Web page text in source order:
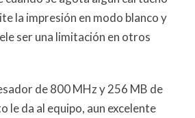
la impresión en modo blanco y
ser una limitación en otros
de 800 MHz y 256 MB de
le da al equipo, aun excelente